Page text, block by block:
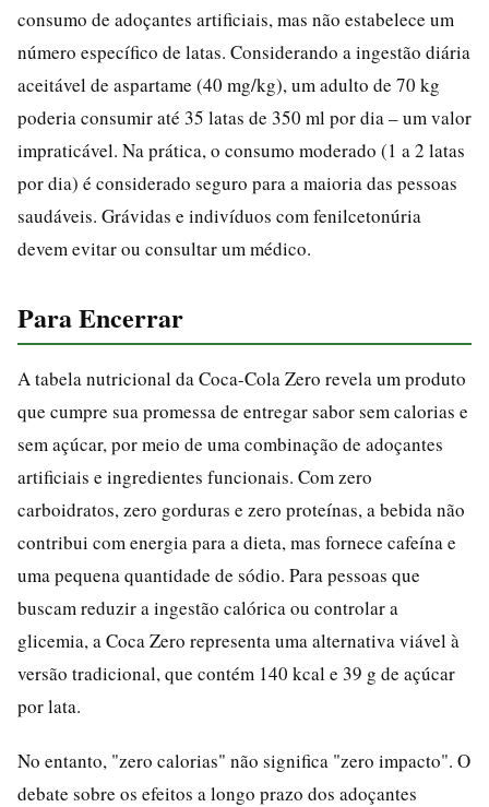
consumo de adoçantes artificiais, mas não estabelece um
número específico de latas. Considerando a ingestão diária
aceitável de aspartame (40 mg/kg), um adulto de 70 kg
poderia consumir até 35 latas de 350 ml por dia – um valor
impraticável. Na prática, o consumo moderado (1 a 2 latas
por dia) é considerado seguro para a maioria das pessoas
saudáveis. Grávidas e indivíduos com fenilcetonúria
devem evitar ou consultar um médico.
Para Encerrar
A tabela nutricional da Coca-Cola Zero revela um produto
que cumpre sua promessa de entregar sabor sem calorias e
sem açúcar, por meio de uma combinação de adoçantes
artificiais e ingredientes funcionais. Com zero
carboidratos, zero gorduras e zero proteínas, a bebida não
contribui com energia para a dieta, mas fornece cafeína e
uma pequena quantidade de sódio. Para pessoas que
buscam reduzir a ingestão calórica ou controlar a
glicemia, a Coca Zero representa uma alternativa viável à
versão tradicional, que contém 140 kcal e 39 g de açúcar
por lata.
No entanto, "zero calorias" não significa "zero impacto". O
debate sobre os efeitos a longo prazo dos adoçantes